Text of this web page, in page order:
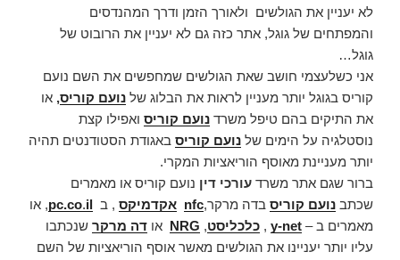
לא יעניין את הגולשים ולאורך הזמן ודרך המהנדסים
והמפתחים של גוגל, אתר כזה גם לא יעניין את הרובוט של
גוגל…
אני כשלעצמי חושב שאת הגולשים שמחפשים את השם נועם
קוריס בגוגל יותר מעניין לראות את הבלוג של נועם קוריס, או
את התיקים בהם טיפל משרד נועם קוריס ואפילו קצת
נוסטלגיה על הימים של נועם קוריס באגודת הסטודנטים תהיה
יותר מעניינת מאוסף הוריאציות המקרי.
ברור שגם אתר משרד עורכי דין נועם קוריס או מאמרים
שכתב נועם קוריס בדה מרקר,nfc אקדמיקס , ב pc.co.il
, או
מאמרים ב – y-net
, כלכליסט,
NRG או דה מרקר שנכתבו
עליו יותר יעניינו את הגולשים מאשר אוסף הוריאציות של השם